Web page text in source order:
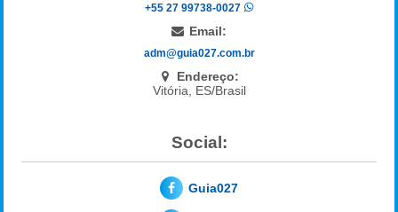
+55 27 99738-0027
Email:
adm@guia027.com.br
Endereço:
Vitória, ES/Brasil
Social:
Guia027